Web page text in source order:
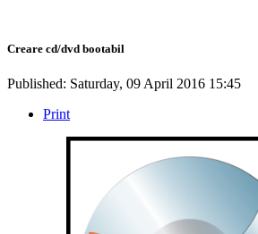
Creare cd/dvd bootabil
Published: Saturday, 09 April 2016 15:45
Print